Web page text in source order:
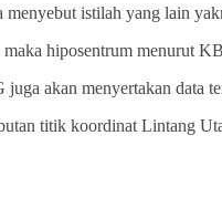
istilah yang lain
hiposentrum menurut
akan menyertakan data
titik koordinat Lintang